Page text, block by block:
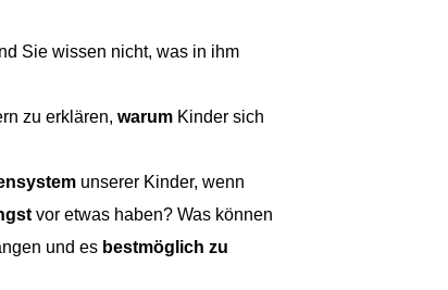
Sie wissen nicht, was in ihm
zu erklären, warum Kinder sich
unserer Kinder, wenn
vor etwas haben? Was können
und es bestmöglich zu